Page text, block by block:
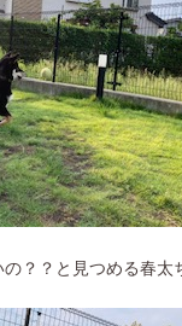
？？と見つめる春太